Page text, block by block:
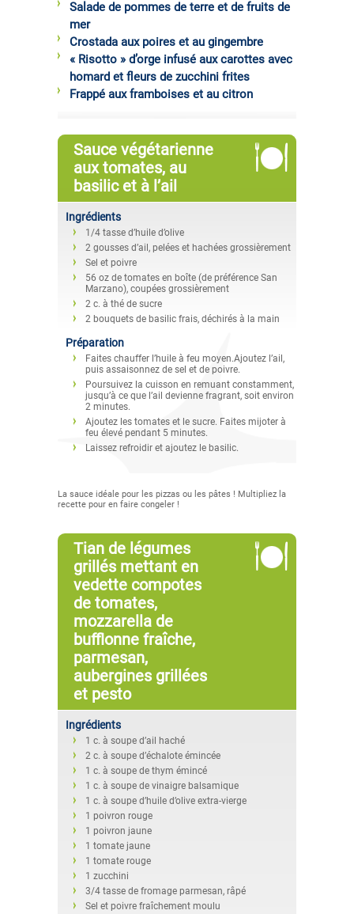
Salade de pommes de terre et de fruits de
mer
Crostada aux poires et au gingembre
« Risotto » d’orge infusé aux carottes avec
homard et fleurs de zucchini frites
Frappé aux framboises et au citron
Sauce végétarienne
aux tomates, au
basilic et à l’ail
Ingrédients
1/4 tasse d’huile d’olive
2 gousses d’ail, pelées et hachées grossièrement
Sel et poivre
56 oz de tomates en boîte (de préférence San
Marzano), coupées grossièrement
2 c. à thé de sucre
2 bouquets de basilic frais, déchirés à la main
Préparation
Faites chauffer l’huile à feu moyen.Ajoutez l’ail,
puis assaisonnez de sel et de poivre.
Poursuivez la cuisson en remuant constamment,
jusqu’à ce que l’ail devienne fragrant, soit environ
2 minutes.
Ajoutez les tomates et le sucre. Faites mijoter à
feu élevé pendant 5 minutes.
Laissez refroidir et ajoutez le basilic.
La sauce idéale pour les pizzas ou les pâtes ! Multipliez la
recette pour en faire congeler !
Tian de légumes
grillés mettant en
vedette compotes
de tomates,
mozzarella de
bufflonne fraîche,
parmesan,
aubergines grillées
et pesto
Ingrédients
1 c. à soupe d’ail haché
2 c. à soupe d’échalote émincée
1 c. à soupe de thym émincé
1 c. à soupe de vinaigre balsamique
1 c. à soupe d’huile d’olive extra-vierge
1 poivron rouge
1 poivron jaune
1 tomate jaune
1 tomate rouge
1 zucchini
3/4 tasse de fromage parmesan, râpé
Sel et poivre fraîchement moulu